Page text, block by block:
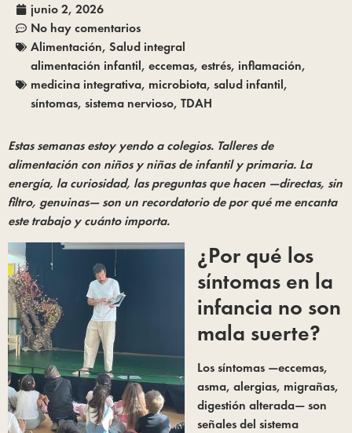
junio 2, 2026
No hay comentarios
Alimentación, Salud integral
alimentación infantil, eccemas, estrés, inflamación,
medicina integrativa, microbiota, salud infantil,
síntomas, sistema nervioso, TDAH
Estas semanas estoy yendo a colegios. Talleres de
alimentación con niños y niñas de infantil y primaria. La
energía, la curiosidad, las preguntas que hacen —directas, sin
filtro, genuinas— son un recordatorio de por qué me encanta
este trabajo y cuánto importa.
¿Por qué los
síntomas en la
infancia no son
mala suerte?
Los síntomas —eccemas,
asma, alergias, migrañas,
digestión alterada— son
señales del sistema